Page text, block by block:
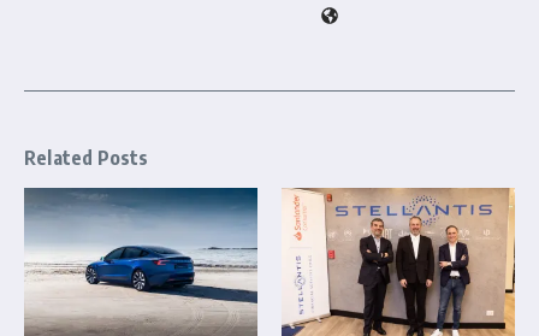
Related Posts